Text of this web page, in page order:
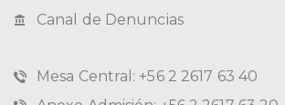
Canal de Denuncias
Mesa Central: +56 2 2617 63 40